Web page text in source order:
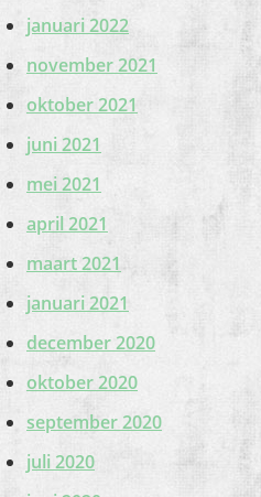
januari 2022
november 2021
oktober 2021
juni 2021
mei 2021
april 2021
maart 2021
januari 2021
december 2020
oktober 2020
september 2020
juli 2020